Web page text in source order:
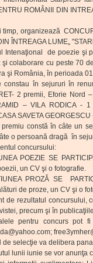
ROMÂNII DIN
organizează
ÎNTREAGA LUME„
Intenaţional de poezie şi
şi colaborare cu peste 70
şi România, în perioada
în sejururi în
2 premii, Eforie Nord
– VILA RODICA -
SAVETA
constă în câte un
o persoană dragă în
concursului:
POEZIE SE
un CV şi o fotografie.
PROZĂ SE
de proze, un CV şi o
de rezultatul concursului,
precum şi în
pentru concurs pot fi
de selecţie va delibera
lunii iunie se vor anunţa